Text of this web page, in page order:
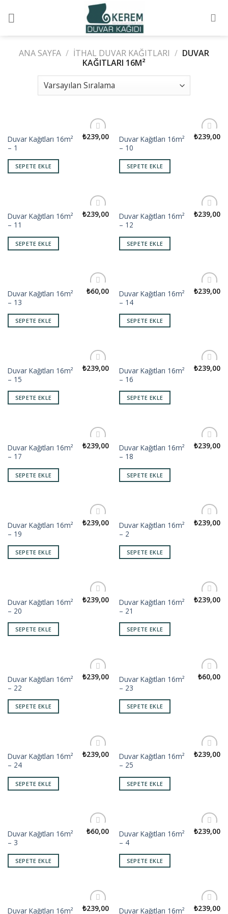
ANA SAYFA / İTHAL DUVAR KAĞITLARI / DUVAR
KAĞITLARI 16M²
Add to
Duvar Kağıtları 16m²
– 1
₺239,00
SEPETE EKLE
Add to
Duvar Kağıtları 16m²
– 10
₺239,00
SEPETE EKLE
Add to
Duvar Kağıtları 16m²
– 11
₺239,00
SEPETE EKLE
Add to
Duvar Kağıtları 16m²
– 12
₺239,00
SEPETE EKLE
Add to
Duvar Kağıtları 16m²
– 13
₺60,00
SEPETE EKLE
Add to
Duvar Kağıtları 16m²
– 14
₺239,00
SEPETE EKLE
Add to
Duvar Kağıtları 16m²
– 15
₺239,00
SEPETE EKLE
Add to
Duvar Kağıtları 16m²
– 16
₺239,00
SEPETE EKLE
Add to
Duvar Kağıtları 16m²
– 17
₺239,00
SEPETE EKLE
Add to
Duvar Kağıtları 16m²
– 18
₺239,00
SEPETE EKLE
Add to
Duvar Kağıtları 16m²
– 19
₺239,00
SEPETE EKLE
Add to
Duvar Kağıtları 16m²
– 2
₺239,00
SEPETE EKLE
Add to
Duvar Kağıtları 16m²
– 20
₺239,00
SEPETE EKLE
Add to
Duvar Kağıtları 16m²
– 21
₺239,00
SEPETE EKLE
Add to
Duvar Kağıtları 16m²
– 22
₺239,00
SEPETE EKLE
Add to
Duvar Kağıtları 16m²
– 23
₺60,00
SEPETE EKLE
Add to
Duvar Kağıtları 16m²
– 24
₺239,00
SEPETE EKLE
Add to
Duvar Kağıtları 16m²
– 25
₺239,00
SEPETE EKLE
Add to
Duvar Kağıtları 16m²
– 3
₺60,00
SEPETE EKLE
Add to
Duvar Kağıtları 16m²
– 4
₺239,00
SEPETE EKLE
Duvar Kağıtları 16m² ₺239,00 Duvar Kağıtları 16m² ₺239,00